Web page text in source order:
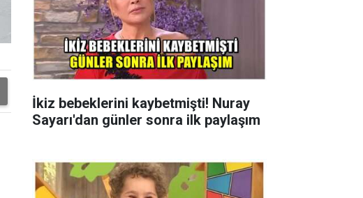
İkiz bebeklerini kaybetmişti! Nuray
Sayarı'dan günler sonra ilk paylaşım